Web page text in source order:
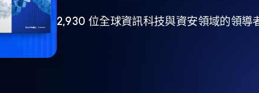
2,930 位全球資訊科技與資安領域的領導